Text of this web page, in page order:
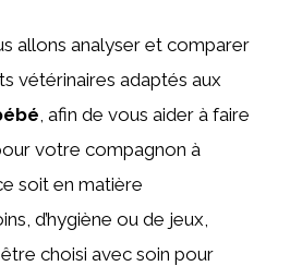
allons analyser et comparer
vétérinaires adaptés aux
, afin de vous aider à faire
votre compagnon à
soit en matière
d’hygiène ou de jeux,
choisi avec soin pour